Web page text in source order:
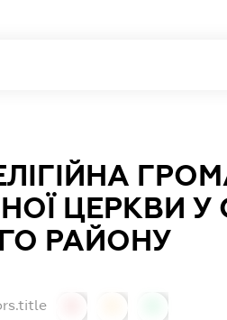
ЦЕРКВИ У
РАЙОНУ